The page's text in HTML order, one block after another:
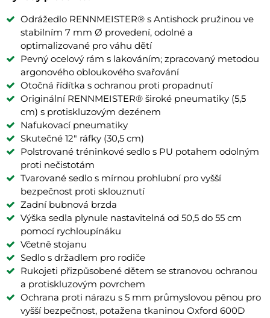
Odrážedlo RENNMEISTER® s Antishock pružinou ve
stabilním 7 mm Ø provedení, odolné a
optimalizované pro váhu dětí
Pevný ocelový rám s lakováním; zpracovaný metodou
argonového obloukového svařování
Otočná řídítka s ochranou proti propadnutí
Originální RENNMEISTER® široké pneumatiky (5,5
cm) s protiskluzovým dezénem
Nafukovací pneumatiky
Skutečné 12" ráfky (30,5 cm)
Polstrované tréninkové sedlo s PU potahem odolným
proti nečistotám
Tvarované sedlo s mírnou prohlubní pro vyšší
bezpečnost proti sklouznutí
Zadní bubnová brzda
Výška sedla plynule nastavitelná od 50,5 do 55 cm
pomocí rychloupínáku
Včetně stojanu
Sedlo s držadlem pro rodiče
Rukojeti přizpůsobené dětem se stranovou ochranou
a protiskluzovým povrchem
Ochrana proti nárazu s 5 mm průmyslovou pěnou pro
vyšší bezpečnost, potažena tkaninou Oxford 600D